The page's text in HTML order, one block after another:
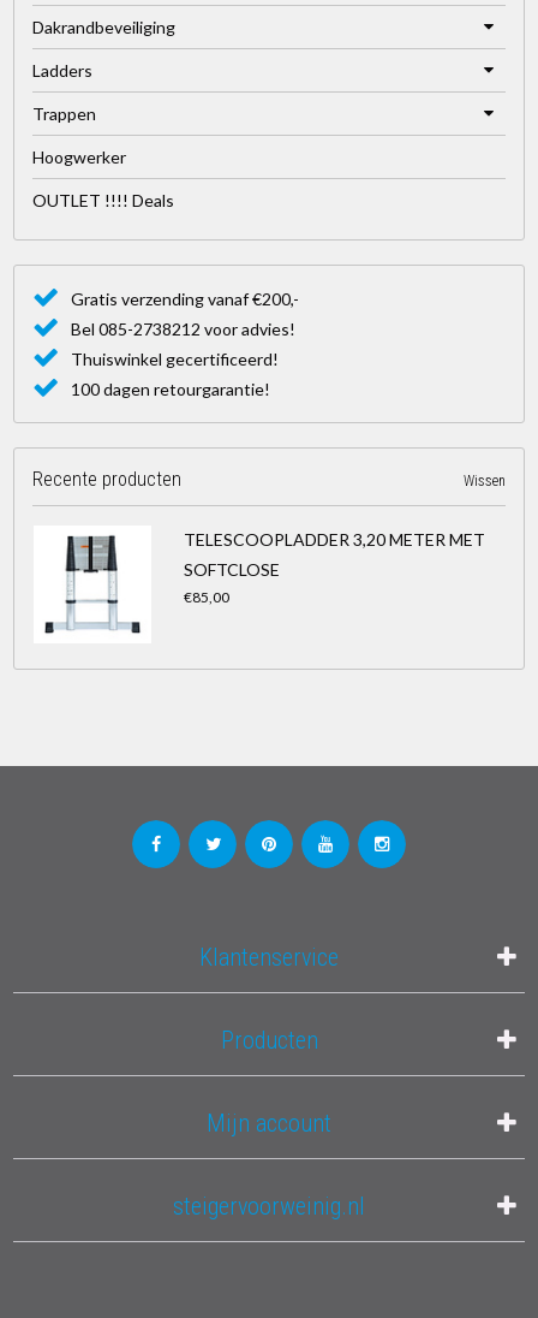
Dakrandbeveiliging
Ladders
Trappen
Hoogwerker
OUTLET !!!! Deals
Gratis verzending vanaf €200,-
Bel 085-2738212 voor advies!
Thuiswinkel gecertificeerd!
100 dagen retourgarantie!
Recente producten Wissen
TELESCOOPLADDER 3,20 METER MET
SOFTCLOSE
€85,00
Klantenservice
Producten
Mijn account
steigervoorweinig.nl